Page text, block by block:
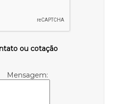
ou cotação
Mensagem: